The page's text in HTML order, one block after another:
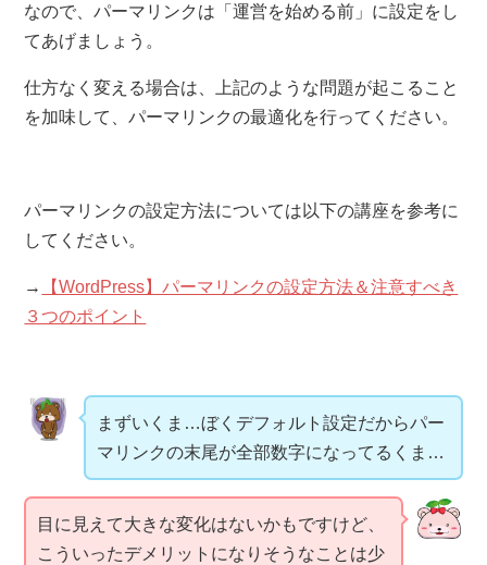
なので、パーマリンクは「運営を始める前」に設定をし
てあげましょう。
仕方なく変える場合は、上記のような問題が起こること
を加味して、パーマリンクの最適化を行ってください。
パーマリンクの設定方法については以下の講座を参考に
してください。
→
【WordPress】パーマリンクの設定方法＆注意すべき
３つのポイント
まずいくま…ぼくデフォルト設定だからパー
マリンクの末尾が全部数字になってるくま…
目に見えて大きな変化はないかもですけど、
こういったデメリットになりそうなことは少